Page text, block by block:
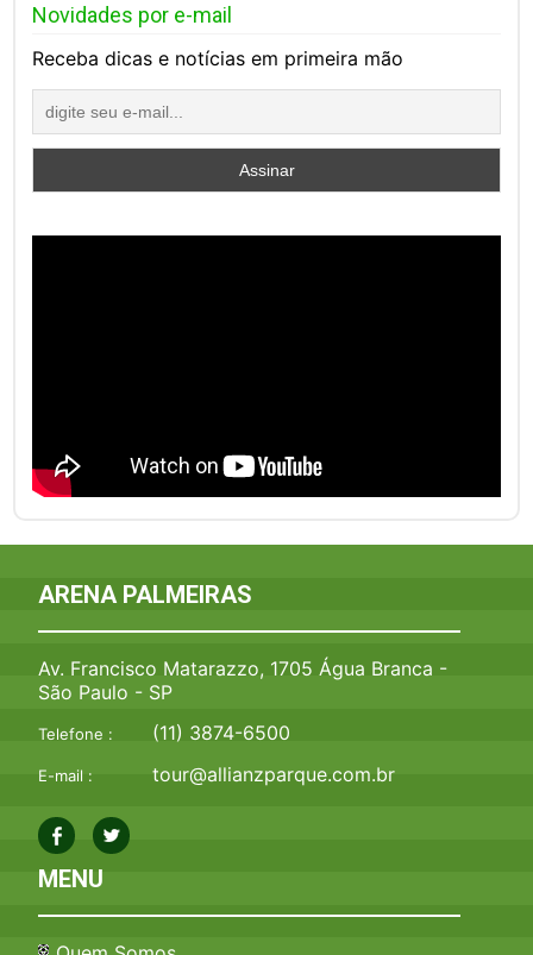
Novidades por e-mail
Receba dicas e notícias em primeira mão
ARENA PALMEIRAS
Av. Francisco Matarazzo, 1705 Água Branca -
São Paulo - SP
Telefone : (11) 3874-6500
E-mail : tour@allianzparque.com.br
MENU